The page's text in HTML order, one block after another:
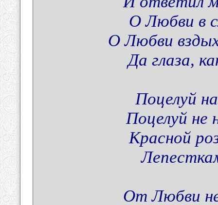
О Любви в
О Любви
Да глаза,
Поцелуй
Поцелуй не
Красной
От Любви